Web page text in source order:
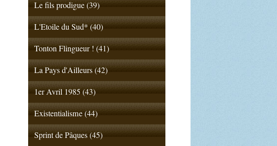
Le fils prodigue (39)
L'Etoile du Sud* (40)
Tonton Flingueur ! (41)
La Pays d'Ailleurs (42)
1er Avril 1985 (43)
Existentialisme (44)
Sprint de Pâques (45)